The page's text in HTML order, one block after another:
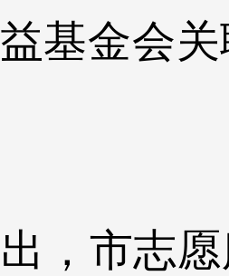
基金会
，市志愿